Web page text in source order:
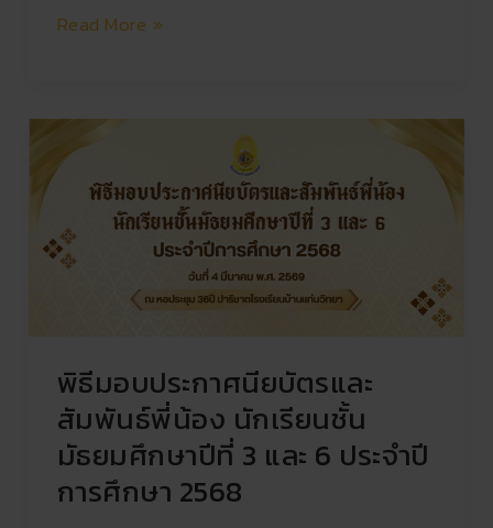
Read More »
พิธีมอบประกาศนียบัตรและ
สัมพันธ์พี่น้อง นักเรียนชั้น
มัธยมศึกษาปีที่ 3 และ 6 ประจำปี
การศึกษา 2568
มอบ
ประกาศนียบัตร
สัมพันธ์
พี่
มัธยมศึกษา
ปี
ที่
3
และ